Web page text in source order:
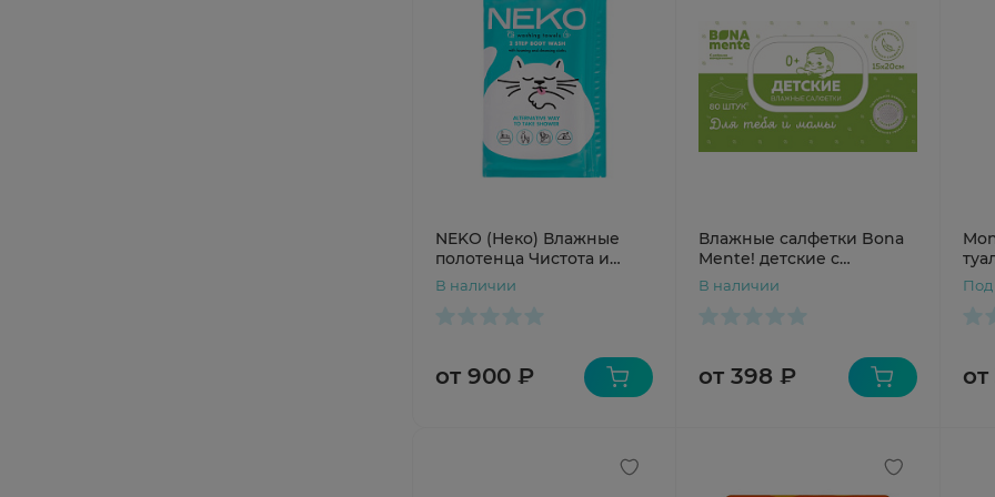
NEKO (Неко) Влажные
полотенца Чистота и
свежесть в 2 шага N12
В наличии
от 900 ₽
Влажные салфетки Bona
Mente! детские с
тиснением №80
В наличии
от 398 ₽
Под